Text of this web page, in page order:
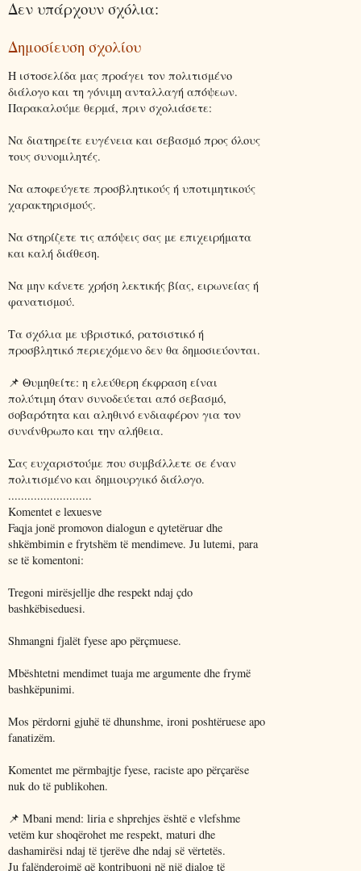
Δεν υπάρχουν σχόλια:
Δημοσίευση σχολίου
Η ιστοσελίδα μας προάγει τον πολιτισμένο
διάλογο και τη γόνιμη ανταλλαγή απόψεων.
Παρακαλούμε θερμά, πριν σχολιάσετε:
Να διατηρείτε ευγένεια και σεβασμό προς όλους
τους συνομιλητές.
Να αποφεύγετε προσβλητικούς ή υποτιμητικούς
χαρακτηρισμούς.
Να στηρίζετε τις απόψεις σας με επιχειρήματα
και καλή διάθεση.
Να μην κάνετε χρήση λεκτικής βίας, ειρωνείας ή
φανατισμού.
Τα σχόλια με υβριστικό, ρατσιστικό ή
προσβλητικό περιεχόμενο δεν θα δημοσιεύονται.
📌 Θυμηθείτε: η ελεύθερη έκφραση είναι
πολύτιμη όταν συνοδεύεται από σεβασμό,
σοβαρότητα και αληθινό ενδιαφέρον για τον
συνάνθρωπο και την αλήθεια.
Σας ευχαριστούμε που συμβάλλετε σε έναν
πολιτισμένο και δημιουργικό διάλογο.
..........................
Komentet e lexuesve
Faqja jonë promovon dialogun e qytetëruar dhe
shkëmbimin e frytshëm të mendimeve. Ju lutemi, para
se të komentoni:
Tregoni mirësjellje dhe respekt ndaj çdo
bashkëbiseduesi.
Shmangni fjalët fyese apo përçmuese.
Mbështetni mendimet tuaja me argumente dhe frymë
bashkëpunimi.
Mos përdorni gjuhë të dhunshme, ironi poshtëruese apo
fanatizëm.
Komentet me përmbajtje fyese, raciste apo përçarëse
nuk do të publikohen.
📌 Mbani mend: liria e shprehjes është e vlefshme
vetëm kur shoqërohet me respekt, maturi dhe
dashamirësi ndaj të tjerëve dhe ndaj së vërtetës.
Ju falënderojmë që kontribuoni në një dialog të